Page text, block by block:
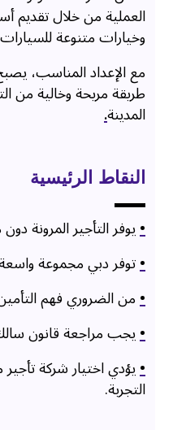
العملية من خلال تقديم
وخيارات متنوعة
مع الإعداد المناسب،
طريقة مريحة وخالية من
المدينة.
النقاط الرئيسية
•يوفر التأجير المرونة
•توفر دبي مجموعة
•من الضروري فهم
•يجب مراجعة قانون سالك
•يؤدي اختيار شركة
التجربة.